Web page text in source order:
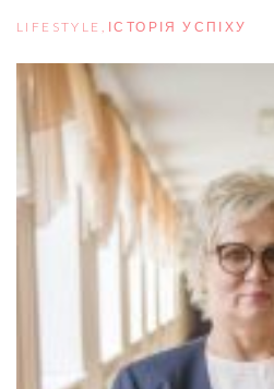
LIFESTYLE , ІСТОРІЯ УСПІХУ